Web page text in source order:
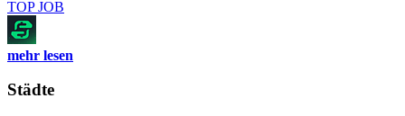
TOP JOB
mehr lesen
Städte